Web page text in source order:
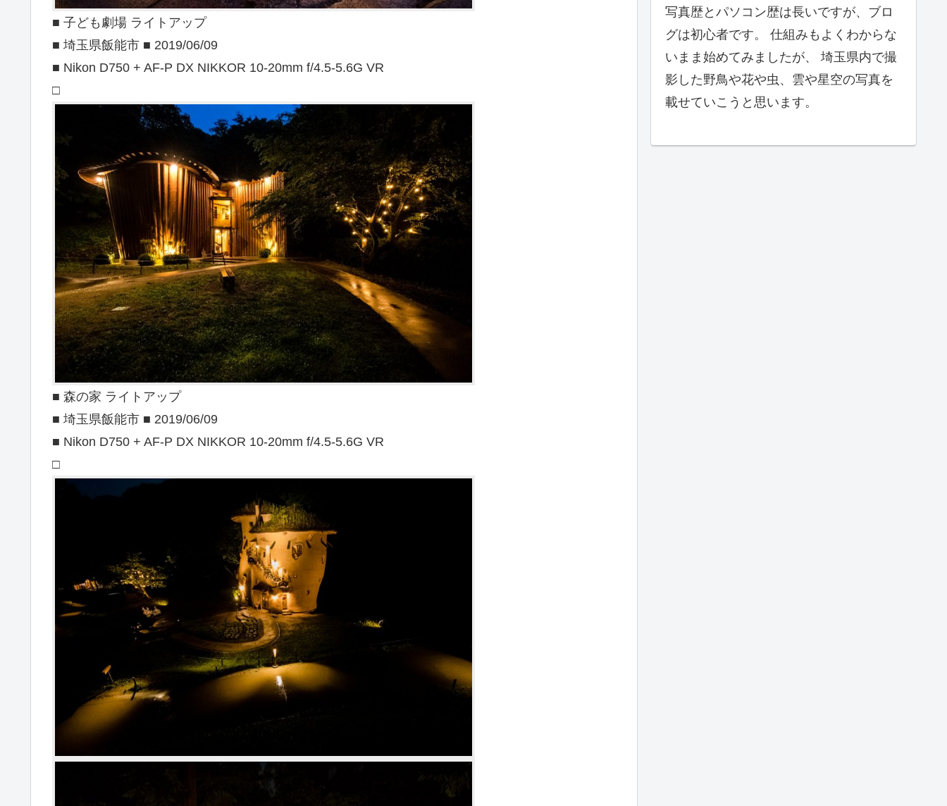
■ 子ども劇場 ライトアップ
■ 埼玉県飯能市 ■ 2019/06/09
■ Nikon D750 + AF-P DX NIKKOR 10-20mm f/4.5-5.6G VR
□
■ 森の家 ライトアップ
■ 埼玉県飯能市 ■ 2019/06/09
■ Nikon D750 + AF-P DX NIKKOR 10-20mm f/4.5-5.6G VR
□
写真歴とパソコン歴は長いですが、ブロ
グは初心者です。 仕組みもよくわからな
いまま始めてみましたが、 埼玉県内で撮
影した野鳥や花や虫、雲や星空の写真を
載せていこうと思います。